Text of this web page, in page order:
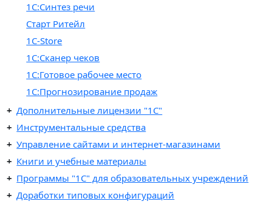
1С:Синтез речи
Старт Ритейл
1C-Store
1С:Сканер чеков
1С:Готовое рабочее место
1С:Прогнозирование продаж
Дополнительные лицензии "1С"
Инструментальные средства
Управление сайтами и интернет-магазинами
Книги и учебные материалы
Программы "1С" для образовательных учреждений
Доработки типовых конфигураций